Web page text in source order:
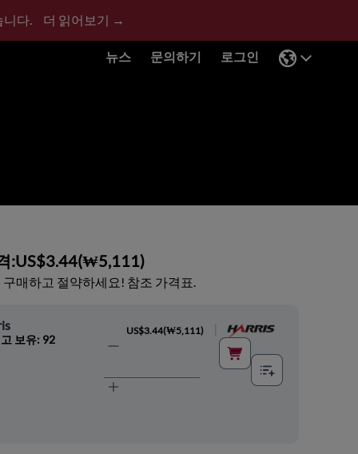
니다. 더 읽어보기 →
뉴스 문의하기 로그인
:US$3.44(₩5,111)
구매하고 절약하세요! 참조 가격표.
보유: 92
US$3.44(₩5,111)